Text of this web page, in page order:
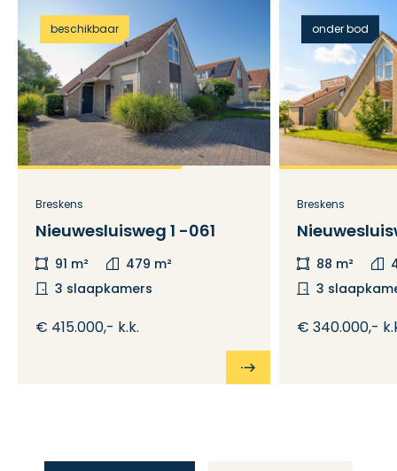
beschikbaar
Breskens
Nieuwesluisweg 1 -061
91 m²
479 m²
3 slaapkamers
€ 415.000,- k.k.
onder bod
Breskens
88 m²
3
€ 340.000,-